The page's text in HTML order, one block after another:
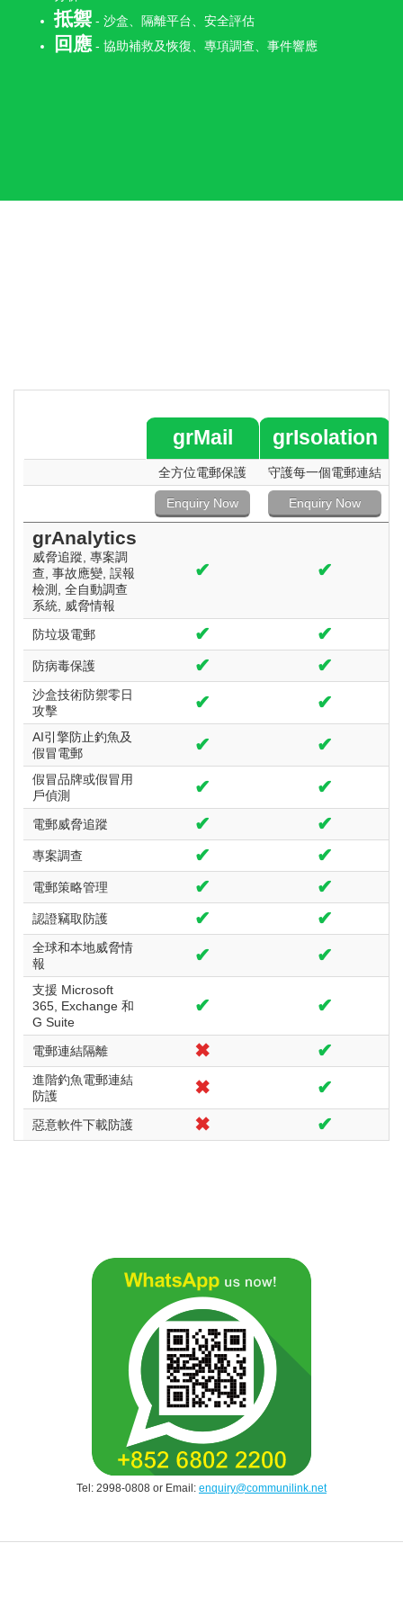
抵禦 - 沙盒、隔離平台、安全評估
回應 - 協助補救及恢復、專項調查、事件響應
grMail grIsolation
全方位電郵保護 守護每一個電郵連結
Enquiry Now Enquiry Now
grAnalytics
威脅追蹤, 專案調
查, 事故應變, 誤報
檢測, 全自動調查
系統, 威脅情報
✔ ✔
防垃圾電郵 ✔ ✔
防病毒保護 ✔ ✔
沙盒技術防禦零日
攻擊
✔ ✔
AI引擎防止釣魚及
假冒電郵
✔ ✔
假冒品牌或假冒用
戶偵測
✔ ✔
電郵威脅追蹤 ✔ ✔
專案調查 ✔ ✔
電郵策略管理 ✔ ✔
認證竊取防護 ✔ ✔
全球和本地威脅情
報
✔ ✔
支援 Microsoft
365, Exchange 和
G Suite
✔ ✔
電郵連結隔離 ✖ ✔
進階釣魚電郵連結
防護
✖ ✔
惡意軟件下載防護 ✖ ✔
Tel: 2998-0808 or Email: enquiry@communilink.net